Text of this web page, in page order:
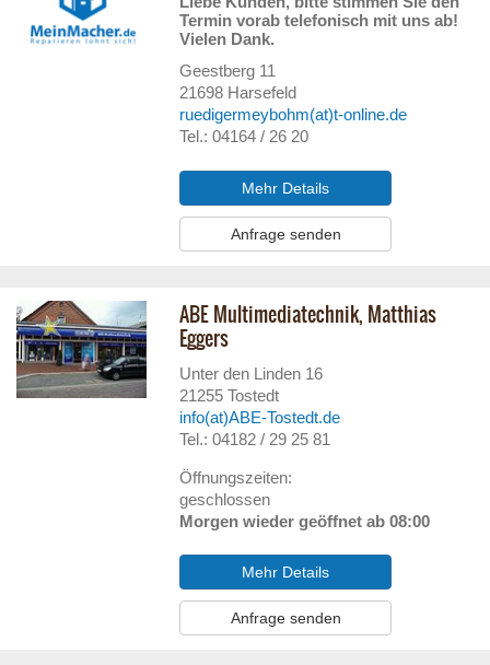
Termin vorab telefonisch mit uns ab!
Vielen Dank.
Geestberg 11
21698 Harsefeld
ruedigermeybohm(at)t-online.de
Tel.: 04164 / 26 20
Mehr Details
Anfrage senden
ABE Multimediatechnik, Matthias
Eggers
Unter den Linden 16
21255 Tostedt
info(at)ABE-Tostedt.de
Tel.: 04182 / 29 25 81
Öffnungszeiten:
geschlossen
Morgen wieder geöffnet ab 08:00
Mehr Details
Anfrage senden